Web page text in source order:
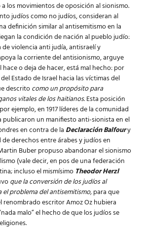
los movimientos de oposición al sionismo.
judíos como no judíos, consideran al
definición similar al antisemitismo en la
la condición de nación al pueblo judío:
de violencia anti judía, antisraelí y
la corriente del antisionismo, arguye
o deja de hacer, está mal hecho: por
Estado de Israel hacia las víctimas del
descritocomo un propósito para
vitales de los haitianos.Esta posición
ejemplo, en 1917 líderes de la comunidad
publicaron un manifiesto anti-sionista en el
en contra de la Declaración Balfoury
derechos entre árabes y judíos en
Buber propuso abandonar el sionismo
(vale decir, en pos de una federación
incluso el mismísimo Theodor Herzl
que la conversión de los judíos al
problema del antisemitismo,para que
renombrado escritor Amoz Oz hubiera
malo” el hecho de que los judíos se